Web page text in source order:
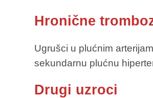
Hronične
Ugrušci u plućnim
sekundarnu plućnu
Drugi uzroci